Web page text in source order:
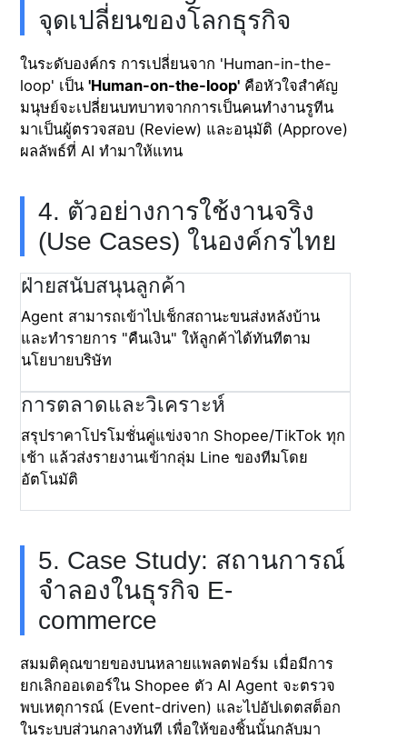
จุดเปลี่ยนของโลกธุรกิจ
ในระดับองค์กร การเปลี่ยนจาก 'Human-in-the-
loop' เป็น'Human-on-the-loop' คือหัวใจสำคัญ
มนุษย์จะเปลี่ยนบทบาทจากการเป็นคนทำงานรูทีน
มาเป็นผู้ตรวจสอบ (Review) และอนุมัติ (Approve)
ผลลัพธ์ที่ AI ทำมาให้แทน
4. ตัวอย่างการใช้งานจริง
(Use Cases) ในองค์กรไทย
ฝ่ายสนับสนุนลูกค้า
Agent สามารถเข้าไปเช็กสถานะขนส่งหลังบ้าน
และทำรายการ "คืนเงิน" ให้ลูกค้าได้ทันทีตาม
นโยบายบริษัท
การตลาดและวิเคราะห์
สรุปราคาโปรโมชั่นคู่แข่งจาก Shopee/TikTok ทุก
เช้า แล้วส่งรายงานเข้ากลุ่ม Line ของทีมโดย
อัตโนมัติ
5. Case Study: สถานการณ์
จำลองในธุรกิจ E-
commerce
สมมติคุณขายของบนหลายแพลตฟอร์ม เมื่อมีการ
ยกเลิกออเดอร์ใน Shopee ตัว AI Agent จะตรวจ
พบเหตุการณ์ (Event-driven) และไปอัปเดตสต็อก
ในระบบส่วนกลางทันที เพื่อให้ของชิ้นนั้นกลับมา